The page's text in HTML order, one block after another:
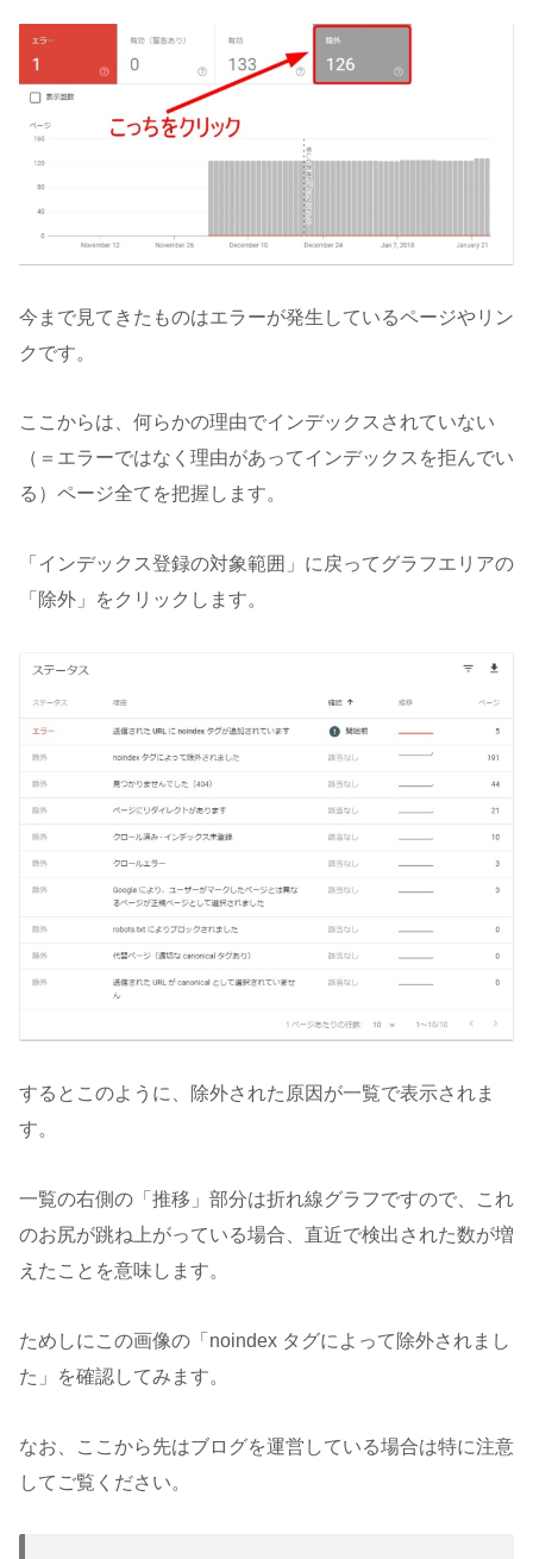
今まで見てきたものはエラーが発生しているページやリン
クです。
ここからは、何らかの理由でインデックスされていない
（＝エラーではなく理由があってインデックスを拒んでい
る）ページ全てを把握します。
「インデックス登録の対象範囲」に戻ってグラフエリアの
「除外」をクリックします。
するとこのように、除外された原因が一覧で表示されま
す。
一覧の右側の「推移」部分は折れ線グラフですので、これ
のお尻が跳ね上がっている場合、直近で検出された数が増
えたことを意味します。
ためしにこの画像の「noindex タグによって除外されまし
た」を確認してみます。
なお、ここから先はブログを運営している場合は特に注意
してご覧ください。